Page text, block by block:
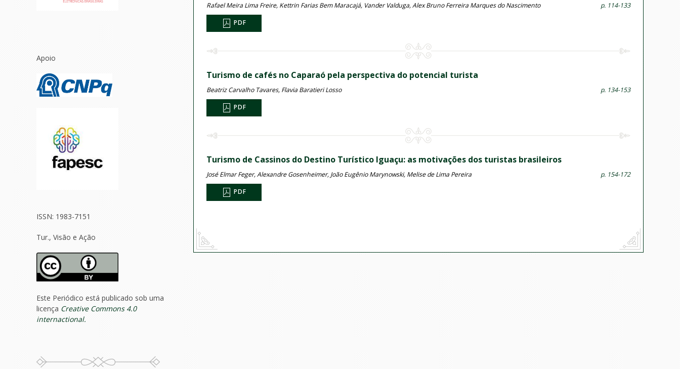
Rafael Meira Lima Freire, Kettrin Farias Bem Maracajá, Vander Valduga, Alex Bruno Ferreira Marques do Nascimento p. 114-133
PDF
Turismo de cafés no Caparaó pela perspectiva do potencial turista
Beatriz Carvalho Tavares, Flavia Baratieri Losso p. 134-153
PDF
Turismo de Cassinos do Destino Turístico Iguaçu: as motivações dos turistas brasileiros
José Elmar Feger, Alexandre Gosenheimer, João Eugênio Marynowski, Melise de Lima Pereira p. 154-172
PDF
Apoio
ISSN: 1983-7151
Tur., Visão e Ação
Este Periódico está publicado sob uma
licença Creative Commons 4.0
internactional.